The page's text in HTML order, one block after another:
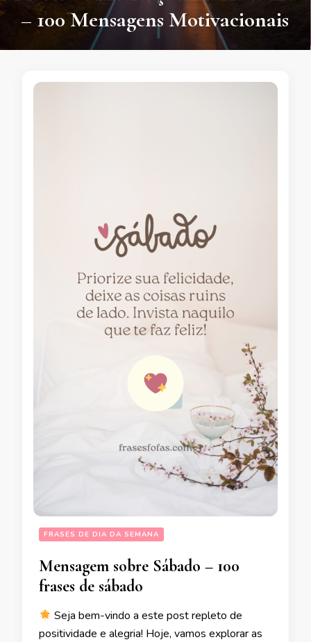
– 100 Mensagens Motivacionais
FRASES DE DIA DA SEMANA
Mensagem sobre Sábado – 100
frases de sábado
Seja bem-vindo a este post repleto de
positividade e alegria! Hoje, vamos explorar as